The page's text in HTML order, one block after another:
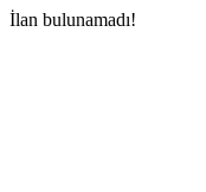
İlan bulunamadı!